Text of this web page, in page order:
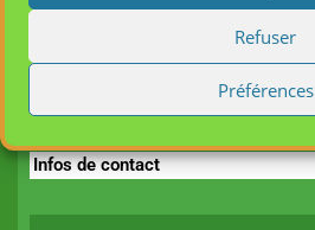
Refuser
Préférences
Infos de contact